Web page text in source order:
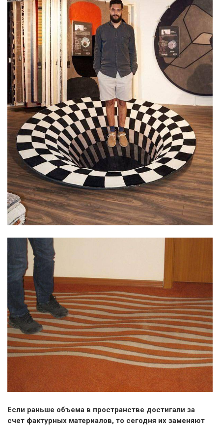
Если раньше объема в пространстве достигали за
счет фактурных материалов, то сегодня их заменяют